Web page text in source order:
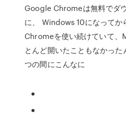
Google Chromeは無料でダ
に、 Windows 10になってか
Chromeを使い続けていて
とんど開いたこともなかっ
つの間にこんなに